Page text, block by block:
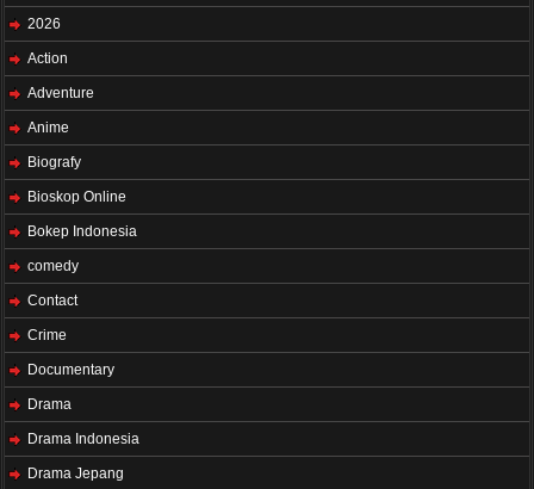
2026
Action
Adventure
Anime
Biografy
Bioskop Online
Bokep Indonesia
comedy
Contact
Crime
Documentary
Drama
Drama Indonesia
Drama Jepang